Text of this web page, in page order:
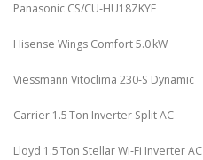
Panasonic CS/CU‑HU18ZKYF
Hisense Wings Comfort 5.0 kW
Viessmann Vitoclima 230‑S Dynamic
Carrier 1.5 Ton Inverter Split AC
Lloyd 1.5 Ton Stellar Wi‑Fi Inverter AC